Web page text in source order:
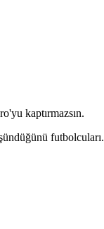
kaptırmazsın.
futbolcuları.